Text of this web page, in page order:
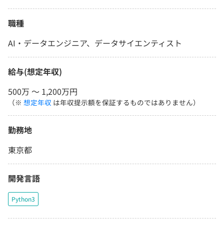
職種
AI・データエンジニア、データサイエンティスト
給与(想定年収)
500万 〜 1,200万円
（※ 想定年収 は年収提示額を保証するものではありません）
勤務地
東京都
開発言語
Python3